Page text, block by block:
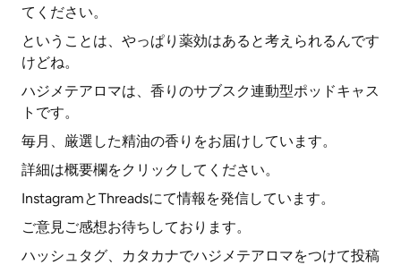
てください。
ということは、やっぱり薬効はあると考えられるんです
けどね。
ハジメテアロマは、香りのサブスク連動型ポッドキャス
トです。
毎月、厳選した精油の香りをお届けしています。
詳細は概要欄をクリックしてください。
InstagramとThreadsにて情報を発信しています。
ご意見ご感想お待ちしております。
ハッシュタグ、カタカナでハジメテアロマをつけて投稿